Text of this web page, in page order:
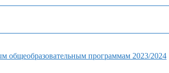
общеобразовательным программам 2023/2024